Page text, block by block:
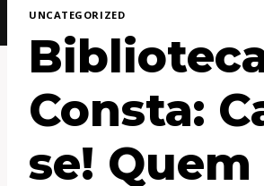
UNCATEGORIZED
Consta:
se! Quem